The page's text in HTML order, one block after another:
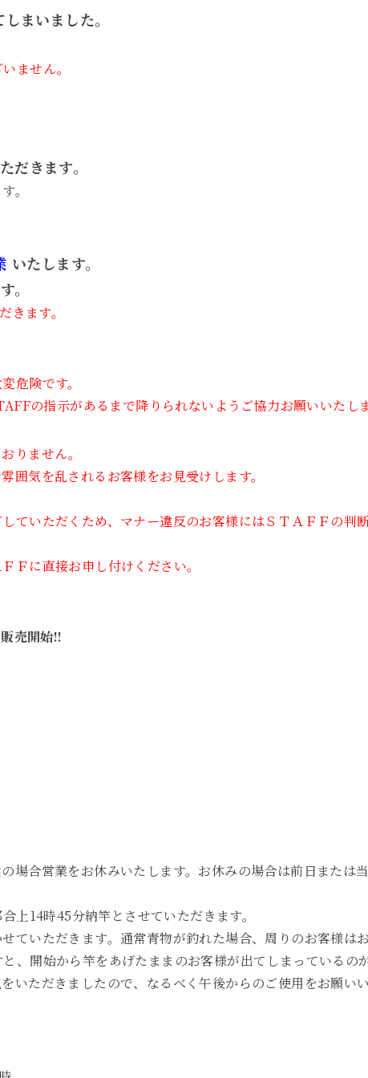
まいました。
ません。
きます。
。
いたします。
。
ます。
危険です。
の指示があるまで降りられないようご協力お願いいたしま
りません。
囲気を乱されるお客様をお見受けします。
ていただくため、マナー違反のお客様にはＳＴＡＦＦの判
Ｆに直接お申し付けください。
売開始!!
場合営業をお休みいたします。お休みの場合は前日または
上14時45分納竿とさせていただきます。
ていただきます。通常青物が釣れた場合、周りのお客様は
、開始から竿をあげたままのお客様が出てしまっているの
いただきましたので、なるべく午後からのご使用をお願い